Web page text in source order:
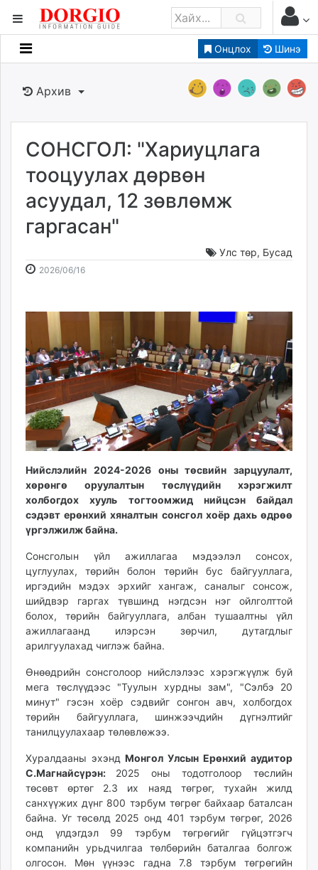
Онцлох Шинэ
Мэдээллийн
Банк санхүү
Бизнес ААН
Төрийн
dorgio.mn
Gogo.mn
caak.mn
news.mn
zindaa.mn
tovch.mn
ikon.mn
mnb.mn
Livetv.mn
Eguur.mn
24tsag.mn
shuud.mn
ergelt.mn
zarig.mn
today.mn
zuv.mn
mminfo.mn
urlag.mn
unen.mn
asu.mn
shudarga.mn
shuurhai.mn
unuudur.mn
isee.mn
mglradio.com
fact.mn
itoim.mn
tumen.mn
shuum.mn
times.mn
tvmongolia.mn
mass.mn
assa.mn
toim.mn
Архив
СОНСГОЛ: "Хариуцлага
тооцуулах дөрвөн
асуудал, 12 зөвлөмж
гаргасан"
Улс төр, Бусад
2026/06/162026-
13:52:44
2026-
10:07:47
Нийслэлийн 2024-2026 оны төсвийн зарцуулалт,
хөрөнгө оруулалтын төслүүдийн хэрэгжилт
холбогдох хууль тогтоомжид нийцсэн байдал
сэдэвт ерөнхий хяналтын сонсгол хоёр дахь өдрөө
үргэлжилж байна.
Сонсголын үйл ажиллагаа мэдээлэл сонсох,
цуглуулах, төрийн болон төрийн бус байгууллага,
иргэдийн мэдэх эрхийг хангаж, саналыг сонсож,
шийдвэр гаргах түвшинд нэгдсэн нэг ойлголттой
болох, төрийн байгууллага, албан тушаалтны үйл
ажиллагаанд илэрсэн зөрчил, дутагдлыг
арилгуулахад чиглэж байна.
Өнөөдрийн сонсголоор нийслэлээс хэрэгжүүлж буй
мега төслүүдээс "Туулын хурдны зам", "Сэлбэ 20
минут" гэсэн хоёр сэдвийг сонгон авч, холбогдох
төрийн байгууллага, шинжээчдийн дүгнэлтийг
танилцуулахаар төлөвлөжээ.
Хуралдааны эхэнд Монгол Улсын Ерөнхий аудитор
С.Магнайсүрэн: 2025 оны тодотголоор төслийн
төсөвт өртөг 2.3 их наяд төгрөг, тухайн жилд
санхүүжих дүнг 800 тэрбум төгрөг байхаар баталсан
байна. Уг төсөлд 2025 онд 401 тэрбум төгрөг, 2026
онд үлдэгдэл 99 тэрбум төгрөгийг гүйцэтгэгч
компанийн урьдчилгаа төлбөрийн баталгаа болгож
олгосон. Мөн үүнээс гадна 7.8 тэрбум төгрөгийн